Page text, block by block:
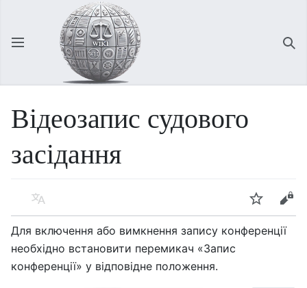
Відкрити головне меню
Відеозапис судового
засідання
Мова Спостерігати
Редагувати
Для включення або вимкнення запису конференції
необхідно встановити перемикач «Запис
конференції» у відповідне положення.